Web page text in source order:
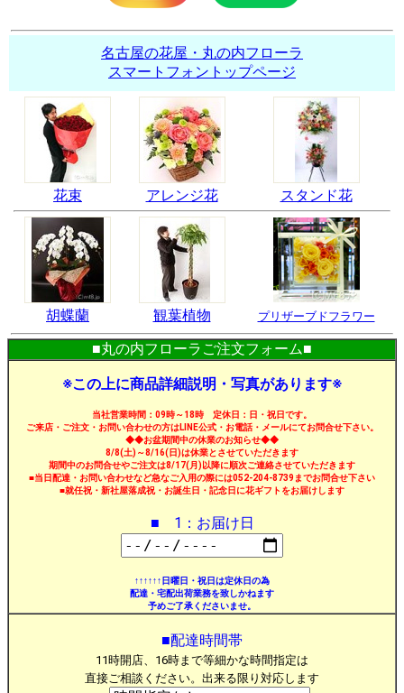
名古屋の花屋・丸の内フローラ
スマートフォントップページ
花束 アレンジ花 スタンド花
胡蝶蘭 観葉植物 プリザーブドフラワー
■丸の内フローラご注文フォーム■
※この上に商品詳細説明・写真があります※
当社営業時間：09時～18時 定休日：日・祝日です。
ご来店・ご注文・お問い合わせの方はLINE公式・お電話・メールにてお問合せ下さい。
◆◆お盆期間中の休業のお知らせ◆◆
8/8(土)～8/16(日)は休業とさせていただきます
期間中のお問合せやご注文は8/17(月)以降に順次ご連絡させていただきます
■当日配達・お問い合わせなど急なご入用の際には052-204-8739までお問合せ下さい
■就任祝・新社屋落成祝・お誕生日・記念日に花ギフトをお届けします
■ 1：お届け日
↑↑↑↑↑↑日曜日・祝日は定休日の為
配達・宅配出荷業務を致しかねます
予めご了承くださいませ。
■配達時間帯
11時開店、16時まで等細かな時間指定は
直接ご相談ください。出来る限り対応します